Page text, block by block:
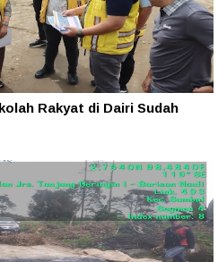
Rakyat di Dairi Sudah